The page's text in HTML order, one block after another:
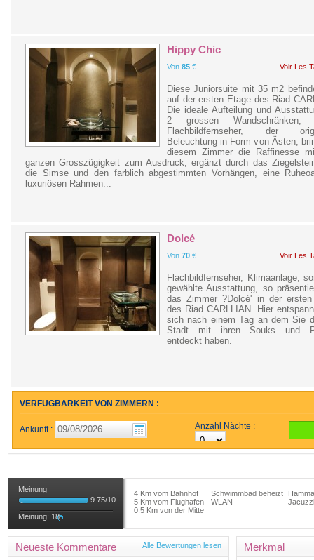
Hippy Chic
Von 85 € Voir Les
Diese Juniorsuite mit 35 m2
auf der ersten Etage des Riad
Die ideale Aufteilung und
2 grossen Wandschränken,
Flachbildfernseher, der
Beleuchtung in Form von Ästen,
diesem Zimmer die Raffinesse
ganzen Grosszügigkeit zum Ausdruck, ergänzt durch das
die Simse und den farblich abgestimmten Vorhängen, eine
luxuriösen Rahmen...
Dolcé
Von 70 € Voir Les
Flachbildfernseher, Klimaanlage,
gewählte Ausstattung, so
das Zimmer ?Dolcé' in der
des Riad CARLLIAN. Hier
sich nach einem Tag an dem Sie
Stadt mit ihren Souks und
entdeckt haben.
VERFÜGBARKEIT VON ZIMMERN :
Ankunft : Anzahl Nächte :
Meinung
9.75/10
Meinung: 18
4 Km vom Bahnhof
5 Km vom Flughafen
0.5 Km von der Mitte
Schwimmbad beheizt
WLAN
Jacuzzi
Merkmal
Neueste Kommentare Alle Bewertungen lesen